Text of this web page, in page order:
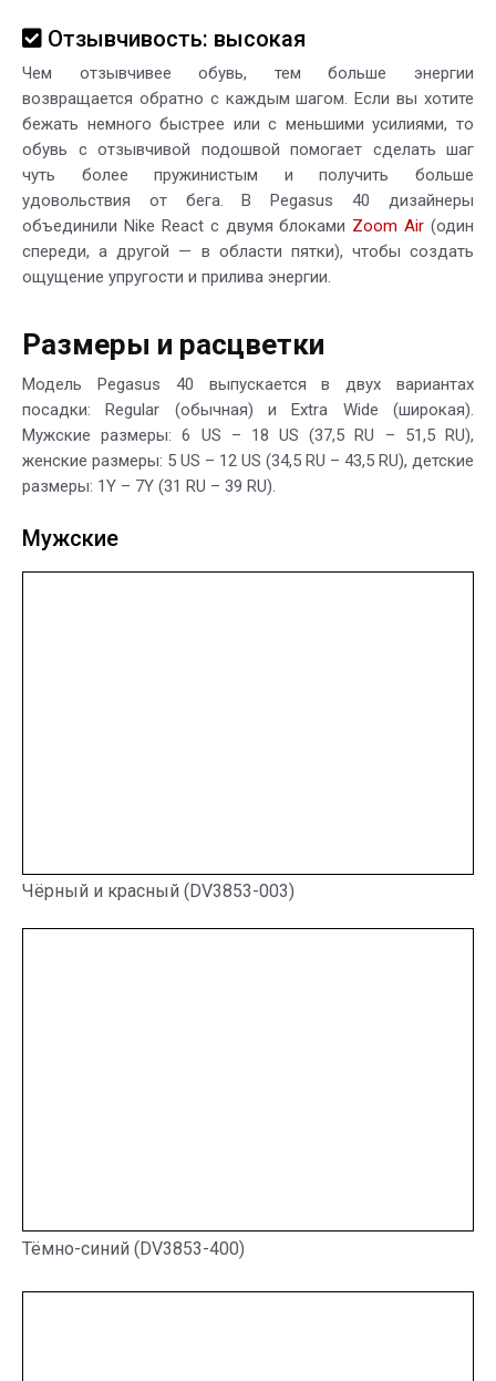
Отзывчивость: высокая
Чем отзывчивее обувь, тем больше энергии
возвращается обратно с каждым шагом. Если вы хотите
бежать немного быстрее или с меньшими усилиями, то
обувь с отзывчивой подошвой помогает сделать шаг
чуть более пружинистым и получить больше
удовольствия от бега. В Pegasus 40 дизайнеры
объединили Nike React с двумя блоками Zoom Air (один
спереди, а другой — в области пятки), чтобы создать
ощущение упругости и прилива энергии.
Размеры и расцветки
Модель Pegasus 40 выпускается в двух вариантах
посадки: Regular (обычная) и Extra Wide (широкая).
Мужские размеры: 6 US – 18 US (37,5 RU – 51,5 RU),
женские размеры: 5 US – 12 US (34,5 RU – 43,5 RU), детские
размеры: 1Y – 7Y (31 RU – 39 RU).
Мужские
Чёрный и красный (DV3853-003)
Тёмно-синий (DV3853-400)